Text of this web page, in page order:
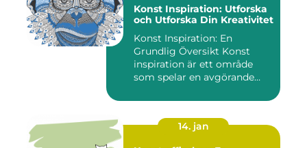
Konst Inspiration: Utforska
och Utforska Din Kreativitet
Konst Inspiration: En
Grundlig Översikt Konst
inspiration är ett område
som spelar en avgörande
14. jan